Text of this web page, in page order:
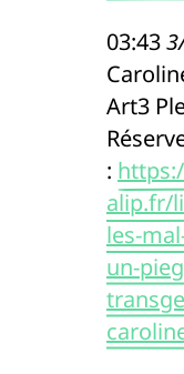
03:43
Art3
:
alip.fr/
les-
un-